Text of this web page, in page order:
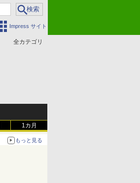
Impress サイト
全カテゴリ
1カ月
もっと見る